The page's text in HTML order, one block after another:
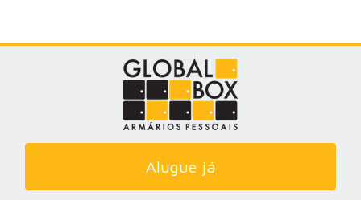
Alugue já